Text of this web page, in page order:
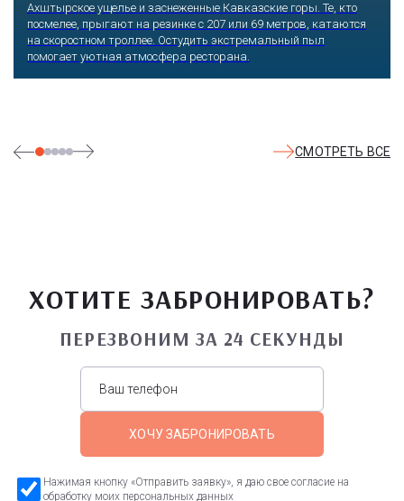
Ахштырское ущелье и заснеженные Кавказские горы. Те, кто
посмелее, прыгают на резинке с 207 или 69 метров, катаются
на скоростном троллее. Остудить экстремальный пыл
помогает уютная атмосфера ресторана.
СМОТРЕТЬ ВСЕ
ХОТИТЕ ЗАБРОНИРОВАТЬ?
ПЕРЕЗВОНИМ ЗА 24 СЕКУНДЫ
ХОЧУ ЗАБРОНИРОВАТЬ
Нажимая кнопку «Отправить заявку», я даю свое согласие на
обработку моих персональных данных